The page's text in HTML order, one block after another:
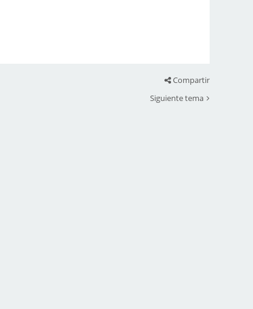
Compartir
Siguiente tema